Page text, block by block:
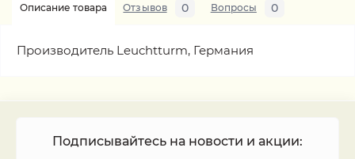
Описание товара Отзывов 0 Вопросы 0
Производитель Leuchtturm, Германия
Подписывайтесь на новости и акции: